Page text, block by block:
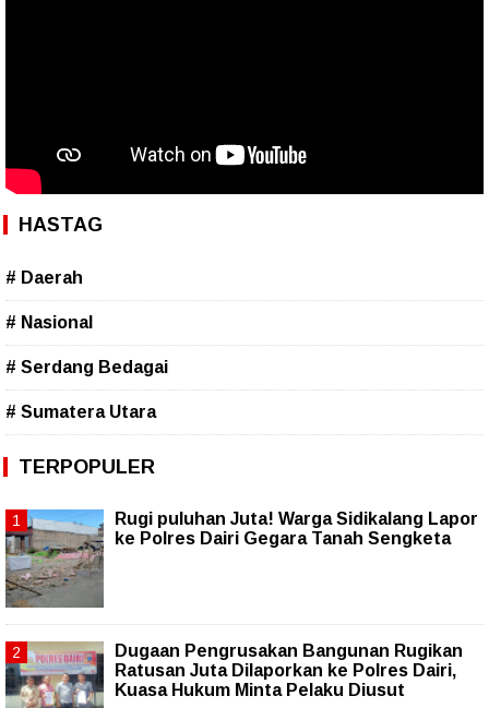
HASTAG
# Daerah
# Nasional
# Serdang Bedagai
# Sumatera Utara
TERPOPULER
Rugi puluhan Juta! Warga Sidikalang Lapor
ke Polres Dairi Gegara Tanah Sengketa
Dugaan Pengrusakan Bangunan Rugikan
Ratusan Juta Dilaporkan ke Polres Dairi,
Kuasa Hukum Minta Pelaku Diusut